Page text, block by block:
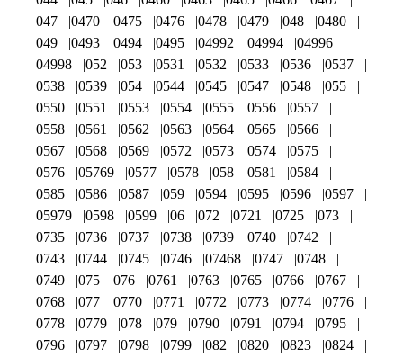
047
0470 0475 0476 0478 0479 048
0480
049
0493 0494 0495 04992 04994
04996
04998
052 053 0531 0532 0533 0536
0537
0538
0539 054 0544 0545 0547 0548
055
0550
0551 0553 0554 0555 0556
0557
0558
0561 0562 0563 0564 0565
0566
0567
0568 0569 0572 0573 0574
0575
0576
05769 0577 0578 058 0581
0584
0585
0586 0587 059 0594 0595 0596
0597
05979
0598 0599 06 072 0721 0725
073
0735
0736 0737 0738 0739 0740
0742
0743
0744 0745 0746 07468 0747
0748
0749
075 076 0761 0763 0765 0766
0767
0768
077 0770 0771 0772 0773 0774
0776
0778
0779 078 079 0790 0791 0794
0795
0796
0797 0798 0799 082 0820 0823
0824